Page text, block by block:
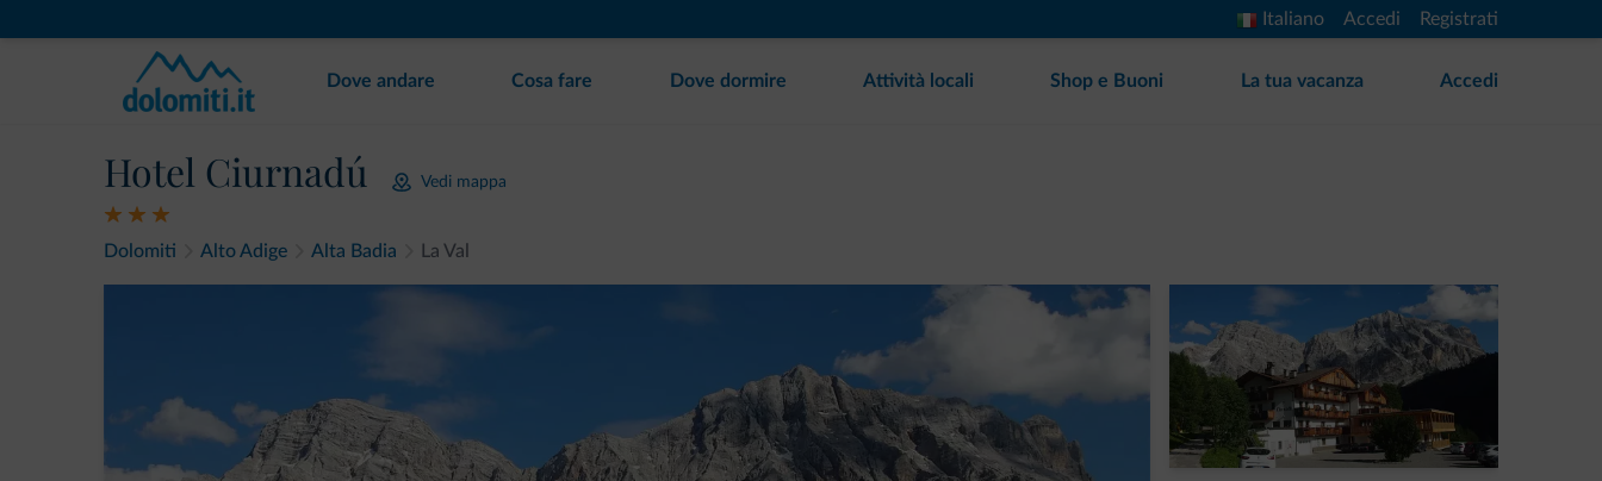
Italiano Accedi Registrati
Dove andare Cosa fare Dove dormire Attività locali Shop e Buoni La tua vacanza Accedi
Hotel Ciurnadú Vedi mappa
Dolomiti Alto Adige Alta Badia La Val